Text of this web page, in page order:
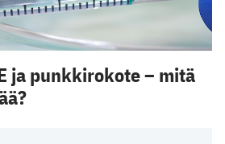
ja punkkirokote – mitä